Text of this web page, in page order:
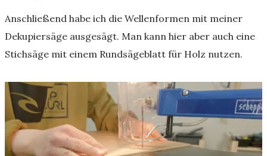
Anschließend habe ich die Wellenformen mit meiner
Dekupiersäge ausgesägt. Man kann hier aber auch eine
Stichsäge mit einem Rundsägeblatt für Holz nutzen.